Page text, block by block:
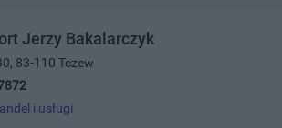
Jerzy Bakalarczyk
83-110 Tczew
i usługi